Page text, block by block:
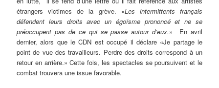
étrangers victimes de la grève. «Les intermittents français
défendent leurs droits avec un égoïsme prononcé et ne se
préoccupent pas de ce qui se passe autour d’eux.» En avril
dernier, alors que le CDN est occupé il déclare «Je partage le
point de vue des travailleurs. Perdre des droits correspond à un
retour en arrière.» Cette fois, les spectacles se poursuivent et le
combat trouvera une issue favorable.